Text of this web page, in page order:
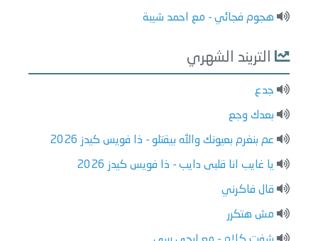
هجوم فجائي - مع احمد شيبة
التريند الشهري
جدع
بعدك وجع
عم بنغرم بعيونك والله بيقتلو - ذا فويس كيدز 2026
يا غايب انا قلبى دايب - ذا فويس كيدز 2026
قال فاكرني
مش هتكرر